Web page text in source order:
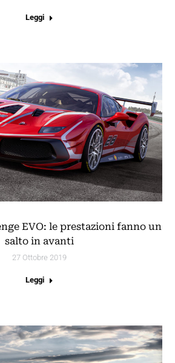
Leggi
EVO: le prestazioni fanno un
salto in avanti
27 Ottobre 2019
Leggi